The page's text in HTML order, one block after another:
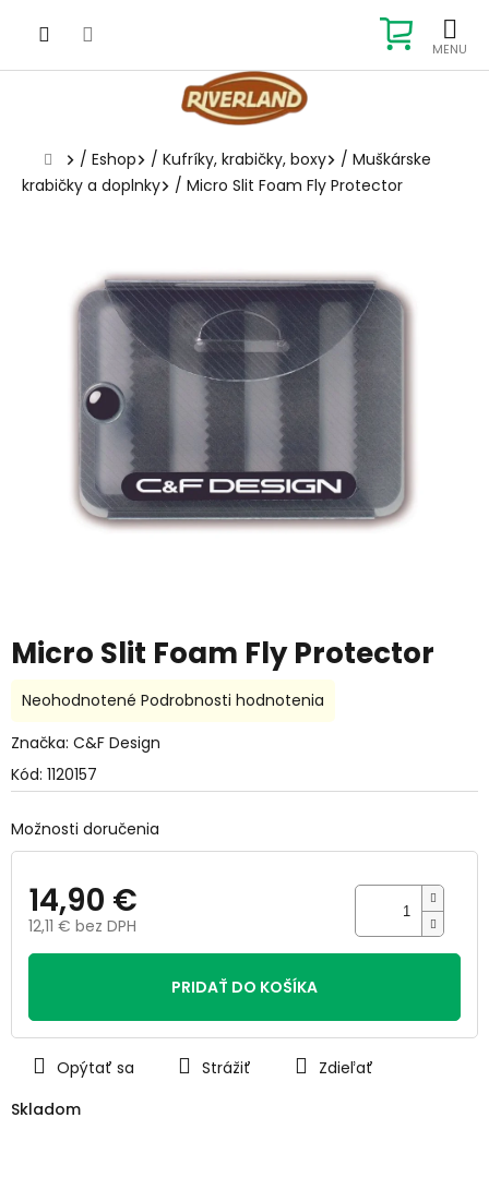
KOŠÍK
Domov
/ Eshop / Kufríky, krabičky, boxy / Muškárske
krabičky a doplnky
/ Micro Slit Foam Fly Protector
Micro Slit Foam Fly Protector
Kód: 1120157
Skladom
Možnosti doručenia
14,90 €
12,11 € bez DPH
Jednotková
PRIDAŤ DO KOŠÍKA
Opýtať sa Strážiť Zdieľať
Priemerné
produktu
0,0
5
Neohodnotené Podrobnosti hodnotenia
Značka: C&F Design